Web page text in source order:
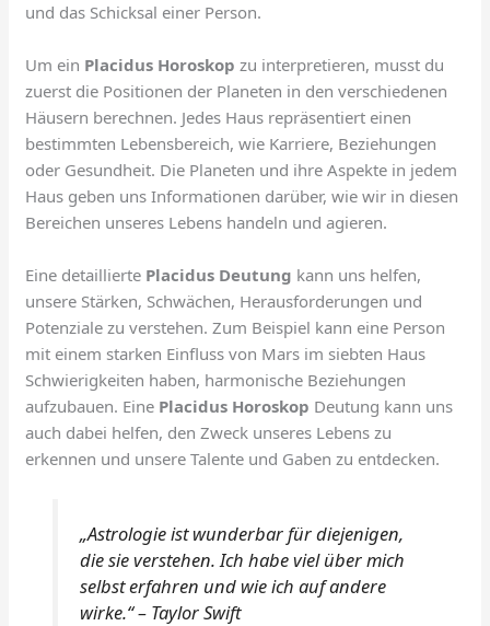
und das Schicksal einer Person.
Um ein Placidus Horoskop zu interpretieren, musst du
zuerst die Positionen der Planeten in den verschiedenen
Häusern berechnen. Jedes Haus repräsentiert einen
bestimmten Lebensbereich, wie Karriere, Beziehungen
oder Gesundheit. Die Planeten und ihre Aspekte in jedem
Haus geben uns Informationen darüber, wie wir in diesen
Bereichen unseres Lebens handeln und agieren.
Eine detaillierte Placidus Deutung kann uns helfen,
unsere Stärken, Schwächen, Herausforderungen und
Potenziale zu verstehen. Zum Beispiel kann eine Person
mit einem starken Einfluss von Mars im siebten Haus
Schwierigkeiten haben, harmonische Beziehungen
aufzubauen. Eine Placidus Horoskop Deutung kann uns
auch dabei helfen, den Zweck unseres Lebens zu
erkennen und unsere Talente und Gaben zu entdecken.
„Astrologie ist wunderbar für diejenigen,
die sie verstehen. Ich habe viel über mich
selbst erfahren und wie ich auf andere
wirke.“ – Taylor Swift